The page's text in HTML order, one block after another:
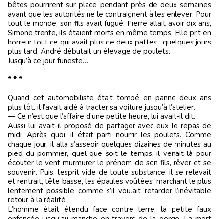
bêtes pourrirent sur place pendant près de deux semaines
avant que les autorités ne le contraignent à les enlever. Pour
tout le monde, son fils avait fugué. Pierre allait avoir dix ans,
Simone trente, ils étaient morts en même temps. Elle prit en
horreur tout ce qui avait plus de deux pattes ; quelques jours
plus tard, André débutait un élevage de poulets.
Jusqu’à ce jour funeste…
* * *
Quand cet automobiliste était tombé en panne deux ans
plus tôt, il l’avait aidé à tracter sa voiture jusqu’à l’atelier.
— Ce n’est que l’affaire d’une petite heure, lui avait-il dit.
Aussi lui avait-il proposé de partager avec eux le repas de
midi. Après quoi, il était parti nourrir les poulets. Comme
chaque jour, il alla s’asseoir quelques dizaines de minutes au
pied du pommier, quel que soit le temps, il venait là pour
écouter le vent murmurer le prénom de son fils, rêver et se
souvenir. Puis, l’esprit vide de toute substance, il se relevait
et rentrait, tête basse, les épaules voûtées, marchant le plus
lentement possible comme s’il voulait retarder l’inévitable
retour à la réalité.
L’homme était étendu face contre terre, la petite faux